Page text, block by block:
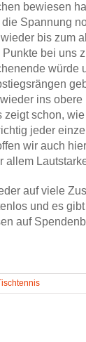
bewiesen
Spannung
bis zum
Punkte bei uns
würde
ins obere
zeigt schon,
jeder
wir auch
allem
auf viele
und es
auf